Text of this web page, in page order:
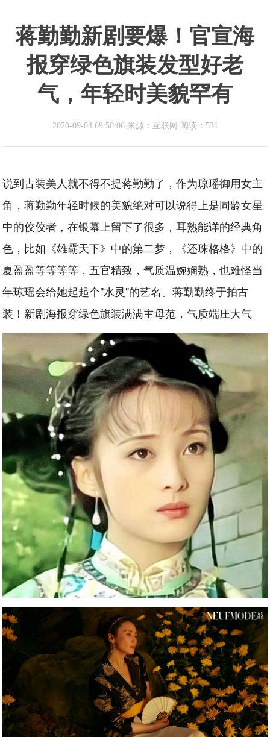
蒋勤勤新剧要爆！官宣海
报穿绿色旗装发型好老
气，年轻时美貌罕有
2020-09-04 09:50:06 来源：互联网 阅读：531
说到古装美人就不得不提蒋勤勤了，作为琼瑶御用女主
角，蒋勤勤年轻时候的美貌绝对可以说得上是同龄女星
中的佼佼者，在银幕上留下了很多，耳熟能详的经典角
色，比如《雄霸天下》中的第二梦，《还珠格格》中的
夏盈盈等等等等，五官精致，气质温婉娴熟，也难怪当
年琼瑶会给她起起个"水灵"的艺名。蒋勤勤终于拍古
装！新剧海报穿绿色旗装满满主母范，气质端庄大气